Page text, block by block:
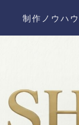
制作ノウハウ